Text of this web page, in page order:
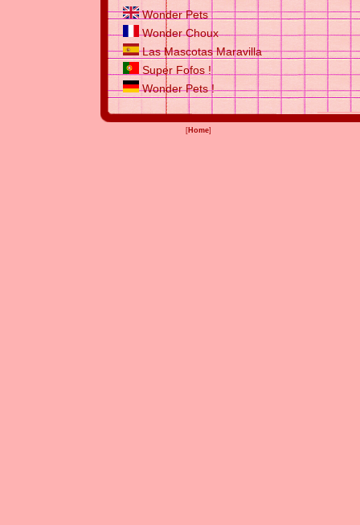
Wonder Pets
Wonder Choux
Las Mascotas Maravilla
Super Fofos !
Wonder Pets !
[Home]